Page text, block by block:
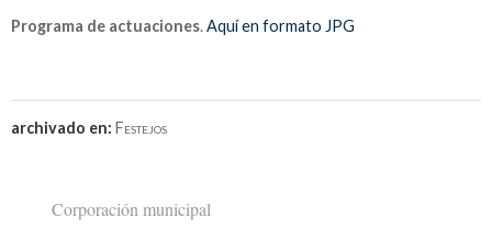
Programa de actuaciones.Aquí en formato JPG
archivado en: Festejos
Corporación municipal